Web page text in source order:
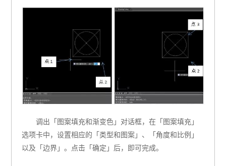
调出「图案填充和渐变色」对话框，在「图案填充」
选项卡中，设置相应的「类型和图案」、「角度和比例」
以及「边界」。点击「确定」后，即可完成。